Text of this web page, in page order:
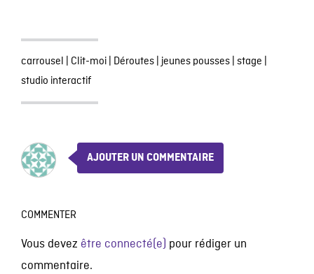
carrousel Clit-moi| Déroutes| jeunes pousses| stage
studio interactif
AJOUTER UN COMMENTAIRE
COMMENTER
Vous devez être connecté(e) pour rédiger un
commentaire.